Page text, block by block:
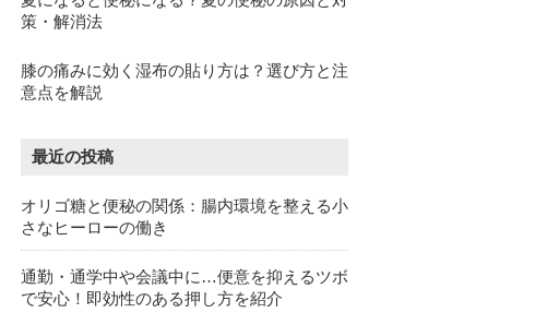
策・解消法
膝の痛みに効く湿布の貼り方は？選び方と注
意点を解説
最近の投稿
オリゴ糖と便秘の関係：腸内環境を整える小
さなヒーローの働き
通勤・通学中や会議中に…便意を抑えるツボ
で安心！即効性のある押し方を紹介